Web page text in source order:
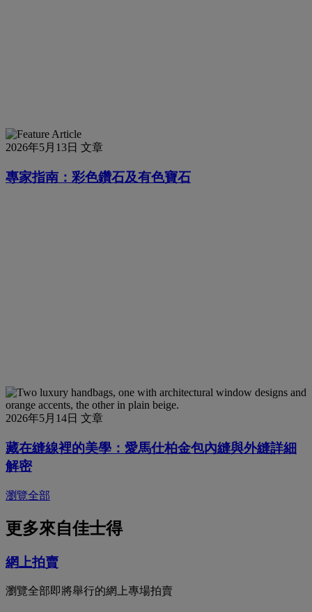
2026年5月13日 文章
專家指南：彩色鑽石及有色寶石
2026年5月14日 文章
藏在縫線裡的美學：愛馬仕柏金包內縫與外縫詳細
解密
瀏覽全部
更多來自佳士得
網上拍賣
瀏覽全部即將舉行的網上專場拍賣